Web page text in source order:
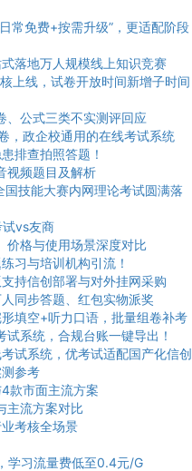
常免费+按需升级”，更适配阶段
落地万人规模线上知识竞赛
上线，试卷开放时间新增子时间
、公式三类不实测评回应
，政企校通用的在线考试系统
排查拍照答题！
视频题目及解析
技能大赛内网理论考试圆满落
vs友商
价格与使用场景深度对比
习与培训机构引流！
持信创部署与对外挂网采购
同步答题、红包实物派奖
填空+听力口语，批量组卷补考
系统，合规台账一键导出！
试系统，优考试适配国产化信创
参考
款市面主流方案
主流方案对比
考核全场景
学习流量费低至0.4元/G